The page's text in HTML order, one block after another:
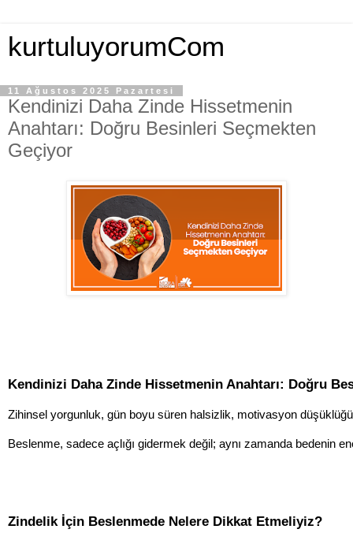
kurtuluyorumCom
11 Ağustos 2025 Pazartesi
Kendinizi Daha Zinde Hissetmenin
Anahtarı: Doğru Besinleri Seçmekten
Geçiyor
Kendinizi Daha Zinde Hissetmenin Anahtarı: Doğru
Zihinsel yorgunluk, gün boyu süren halsizlik, motivasyon
Beslenme, sadece açlığı gidermek değil; aynı zamanda bedenin
Zindelik İçin Beslenmede Nelere Dikkat Etmeliyiz?